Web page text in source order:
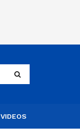
VIDEOS